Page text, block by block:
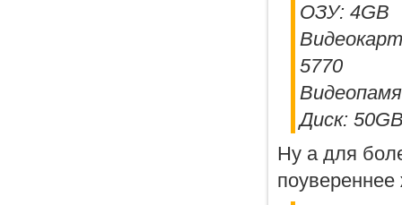
ОЗУ: 4GB
5770
Диск:
Ну а для
поувереннее